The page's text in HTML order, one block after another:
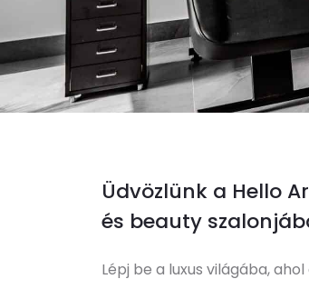
Üdvözlünk a Hello
és beauty
Lépj be a luxus világába,